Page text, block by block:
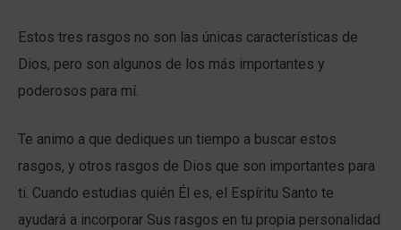
Estos tres rasgos no son las únicas características de
Dios, pero son algunos de los más importantes y
poderosos para mí.
Te animo a que dediques un tiempo a buscar estos
rasgos, y otros rasgos de Dios que son importantes para
ti. Cuando estudias quién Él es, el Espíritu Santo te
ayudará a incorporar Sus rasgos en tu propia personalidad